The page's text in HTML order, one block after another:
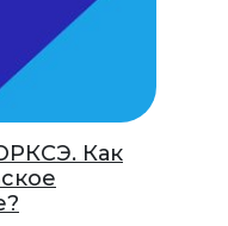
Как